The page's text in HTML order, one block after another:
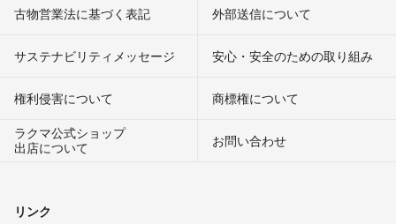
古物営業法に基づく表記 外部送信について
サステナビリティメッセージ 安心・安全のための取り組み
権利侵害について
商標権について
ラクマ公式ショップ
出店について
お問い合わせ
リンク